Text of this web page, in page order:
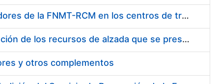
Suministro de gafas graduadas antiproyecciones para los trabajadores de la FNMT-RCM en los centros de trabajo de Madrid y Burgos
Servicios de una empresa externa para el asesoramiento y resolución de los recursos de alzada que se presentan relacionados con procesos de selección para la FNMT-RCM
y otros complementos